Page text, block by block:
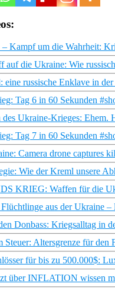
Kampf um die Wahrheit:
auf die Ukraine: Wie
eine russische Enklave in
Tag 6 in 60 Sekunden
des Ukraine-Krieges:
Tag 7 in 60 Sekunden
Camera drone captures
Wie der Kreml unsere
KRIEG: Waffen für die
aus der Ukraine –
Donbass: Kriegsalltag in
Steuer: Altersgrenze für
für bis zu 500.000$:
über INFLATION wissen